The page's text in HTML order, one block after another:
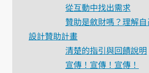
從互動中找出需求
贊助是斂財嗎？理解自
設計贊助計畫
清楚的指引與回饋說明
宣傳！宣傳！宣傳！